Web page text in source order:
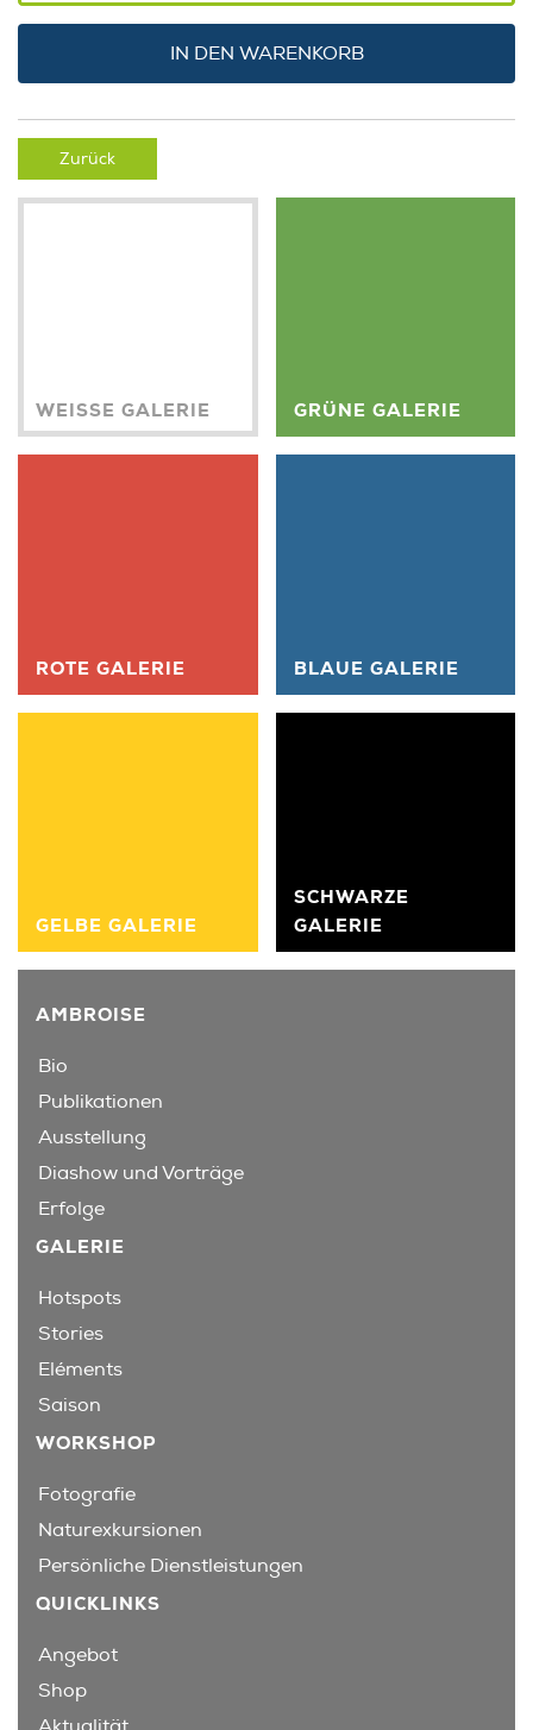
IN DEN WARENKORB
Zurück
WEISSE GALERIE GRÜNE GALERIE
ROTE GALERIE BLAUE GALERIE
GELBE GALERIE
SCHWARZE
GALERIE
AMBROISE
Bio
Publikationen
Ausstellung
Diashow und Vorträge
Erfolge
GALERIE
Hotspots
Stories
Eléments
Saison
WORKSHOP
Fotografie
Naturexkursionen
Persönliche Dienstleistungen
QUICKLINKS
Angebot
Shop